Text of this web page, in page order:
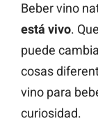
Beber vino
está vivo.
puede
cosas
vino para
curiosidad.